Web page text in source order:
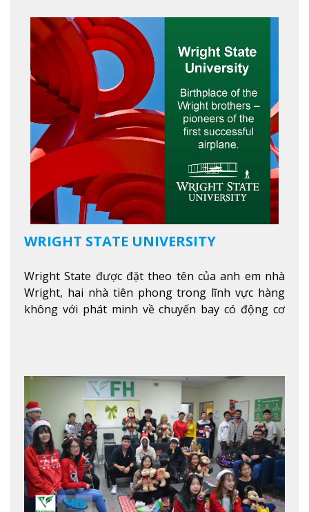
ích hiện đạXem thêm
WRIGHT STATE UNIVERSITY
Wright State được đặt theo tên của anh em nhà
Wright, hai nhà tiên phong trong lĩnh vực hàng
không với phát minh về chuyến bay có động cơ